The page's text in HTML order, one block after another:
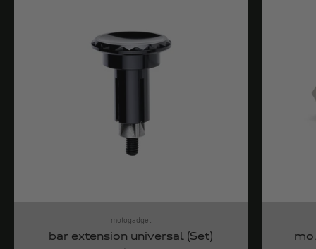
motogadget
bar extension universal (Set)